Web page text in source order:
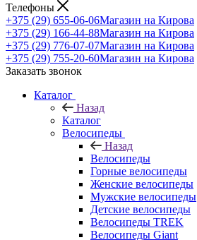
Телефоны
+375 (29) 655-06-06Магазин на Кирова
+375 (29) 166-44-88Магазин на Кирова
+375 (29) 776-07-07Магазин на Кирова
+375 (29) 755-20-60Магазин на Кирова
Заказать звонок
Каталог
Назад
Каталог
Велосипеды
Назад
Велосипеды
Горные велосипеды
Женские велосипеды
Мужские велосипеды
Детские велосипеды
Велосипеды TREK
Велосипеды Giant